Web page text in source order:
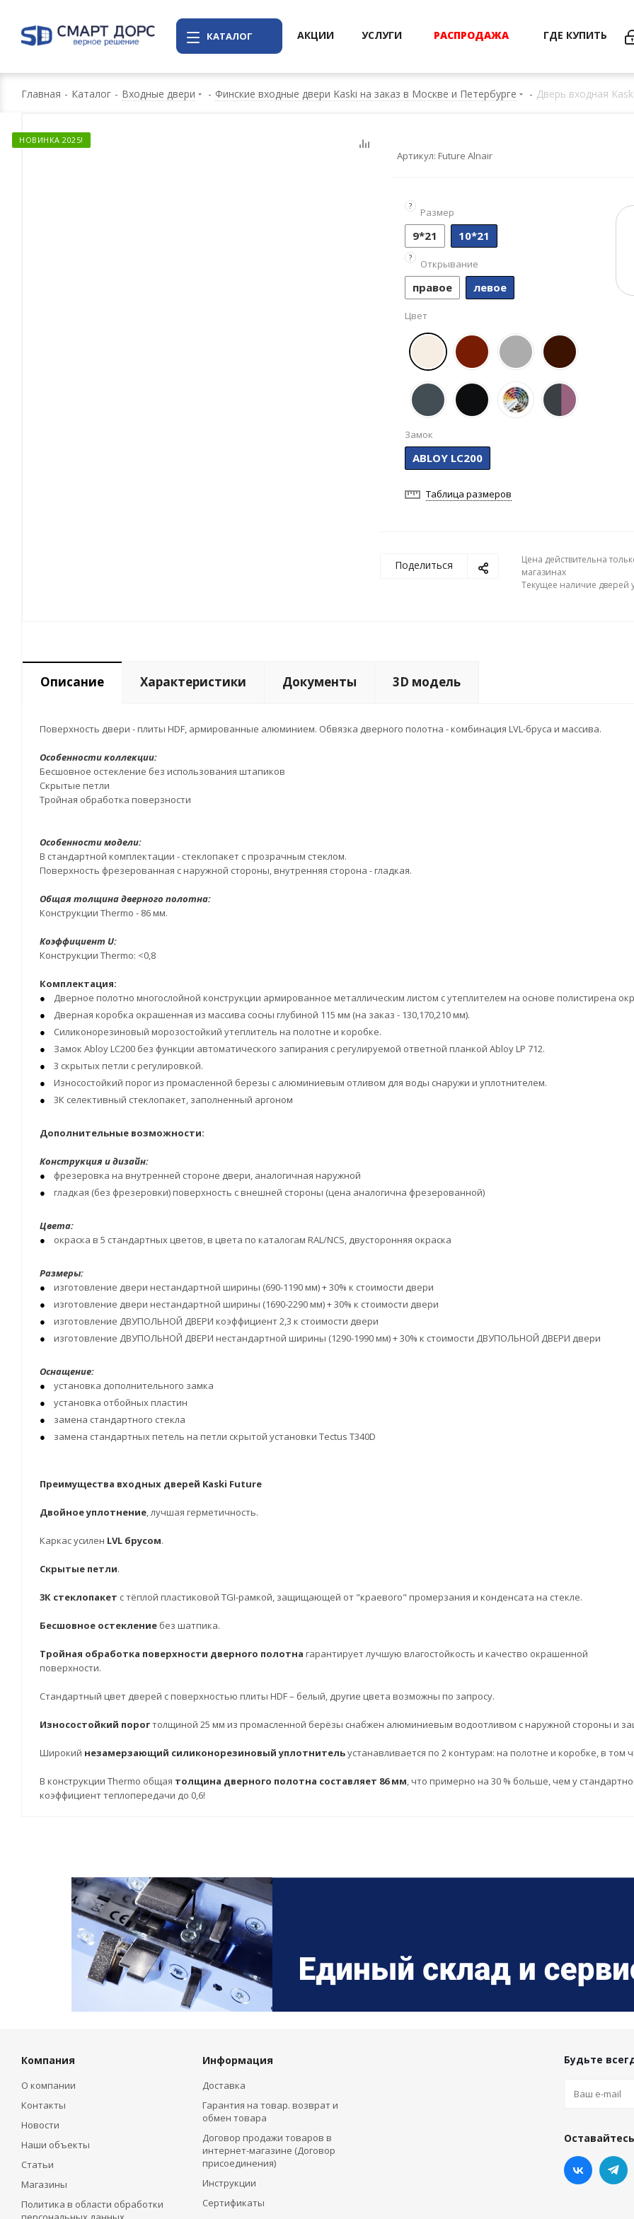
КАТАЛОГ АКЦИИ УСЛУГИ РАСПРОДАЖА ГДЕ КУПИТЬ
Главная - Каталог - Входные двери - Финские входные двери Kaski на заказ в Москве и Петербурге - Дверь входная
НОВИНКА 2025!
Артикул: Future Alnair
?
Размер
9*21 10*21
?
Открывание
правое левое
Цвет
Замок
ABLOY LC200
Таблица размеров
Поделиться
Цена действительна
магазинах
Текущее наличие дверей
Описание Характеристики Документы 3D модель
Поверхность двери - плиты HDF, армированные алюминием. Обвязка дверного полотна - комбинация LVL-бруса и массива.
Особенности коллекции:
Бесшовное остекление без использования штапиков
Скрытые петли
Тройная обработка поверзности
Особенности модели:
В стандартной комплектации - стеклопакет с прозрачным стеклом.
Поверхность фрезерованная с наружной стороны, внутренняя сторона - гладкая.
Общая толщина дверного полотна:
Конструкции Thermo - 86 мм.
Коэффициент U:
Конструкции Thermo: <0,8
Комплектация:
Дверное полотно многослойной конструкции армированное металлическим листом с утеплителем на основе полистирена
Дверная коробка окрашенная из массива сосны глубиной 115 мм (на заказ - 130,170,210 мм).
Силиконорезиновый морозостойкий утеплитель на полотне и коробке.
Замок Abloy LC200 без функции автоматического запирания с регулируемой ответной планкой Abloy LP 712.
3 скрытых петли с регулировкой.
Износостойкий порог из промасленной березы с алюминиевым отливом для воды снаружи и уплотнителем.
3К селективный стеклопакет, заполненный аргоном
Дополнительные возможности:
Конструкция и дизайн:
фрезеровка на внутренней стороне двери, аналогичная наружной
гладкая (без фрезеровки) поверхность с внешней стороны (цена аналогична фрезерованной)
Цвета:
окраска в 5 стандартных цветов, в цвета по каталогам RAL/NCS, двусторонняя окраска
Размеры:
изготовление двери нестандартной ширины (690-1190 мм) + 30% к стоимости двери
изготовление двери нестандартной ширины (1690-2290 мм) + 30% к стоимости двери
изготовление ДВУПОЛЬНОЙ ДВЕРИ коэффициент 2,3 к стоимости двери
изготовление ДВУПОЛЬНОЙ ДВЕРИ нестандартной ширины (1290-1990 мм) + 30% к стоимости ДВУПОЛЬНОЙ ДВЕРИ двери
Оснащение:
установка дополнительного замка
установка отбойных пластин
замена стандартного стекла
замена стандартных петель на петли скрытой установки Tectus T340D
Преимущества входных дверей Kaski Future
Двойное уплотнение, лучшая герметичность.
Каркас усилен LVL брусом.
Скрытые петли.
3К стеклопакет с тёплой пластиковой TGI-рамкой, защищающей от "краевого" промерзания и конденсата на стекле.
Бесшовное остекление без шатпика.
Тройная обработка поверхности дверного полотна гарантирует лучшую влагостойкость и качество окрашенной
поверхности.
Стандартный цвет дверей с поверхностью плиты HDF – белый, другие цвета возможны по запросу.
Износостойкий порогтолщиной 25 мм из промасленной берёзы снабжен алюминиевым водоотливом с наружной стороны и
Широкий незамерзающий силиконорезиновый уплотнительустанавливается по 2 контурам: на полотне и коробке, в том
В конструкции Thermo общая толщина дверного полотна составляет 86 мм, что примерно на 30 % больше, чем у
коэффициент теплопередачи до 0,6!
Компания
О компании
Контакты
Новости
Наши объекты
Статьи
Магазины
Политика в области обработки
Информация
Доставка
Гарантия на товар. возврат и
обмен товара
Договор продажи товаров в
интернет-магазине (Договор
присоединения)
Инструкции
Сертификаты
Будьте